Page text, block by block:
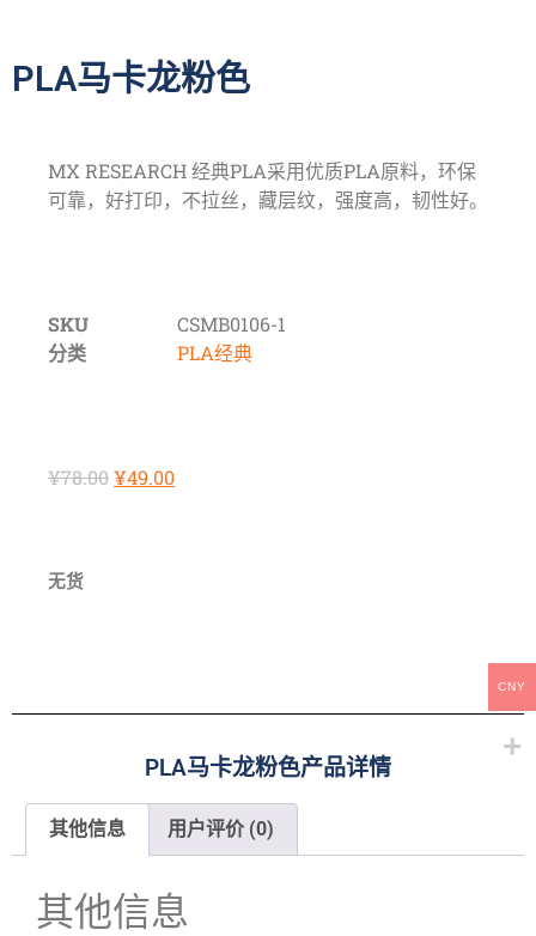
PLA马卡龙粉色
MX RESEARCH 经典PLA采用优质PLA原料，环保
可靠，好打印，不拉丝，藏层纹，强度高，韧性好。
SKU
CSMB0106-1
分类
PLA经典
¥78.00¥49.00
无货
PLA马卡龙粉色产品详情
其他信息 用户评价 (0)
其他信息
CNY